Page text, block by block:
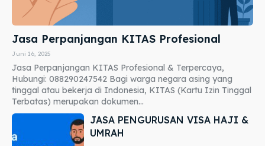
Jasa Perpanjangan KITAS Profesional
Juni 16, 2025
Jasa Perpanjangan KITAS Profesional & Terpercaya,
Hubungi: 088290247542 Bagi warga negara asing yang
tinggal atau bekerja di Indonesia, KITAS (Kartu Izin Tinggal
Terbatas) merupakan dokumen...
JASA PENGURUSAN VISA HAJI &
UMRAH